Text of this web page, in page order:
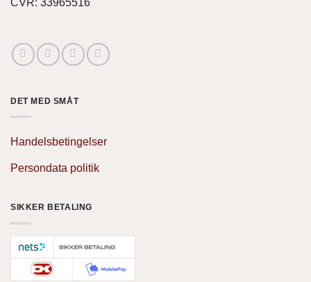
DET MED SMÅT
Handelsbetingelser
Persondata politik
SIKKER BETALING